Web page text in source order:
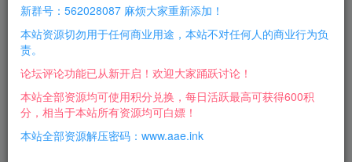
《传世西游更新版》经典GGE
梦幻西游端游WIN系服务端
+PC客户端+GM网关工具+前
后端全套源码+视频搭建教程
付费资源 100 端游资源
《大唐西游超变》经典GGE梦
幻西游端游WIN系服务端+PC
客户端+GM网关工具+前后端
全套源码+详细搭建教程
付费资源
新群号：562028087 麻烦大家重新添加！
本站资源切勿用于任何商业用途，本站不对任何人的商业行为负
责。
论坛评论功能已从新开启！欢迎大家踊跃讨论！
本站全部资源均可使用积分兑换，每日活跃最高可获得600积
分，相当于本站所有资源均可白嫖！
本站全部资源解压密码：www.aae.ink